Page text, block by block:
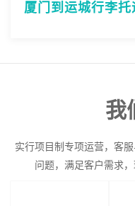
厦门到运城行李托
我
实行项目制专项运营，客
问题，满足客户需求